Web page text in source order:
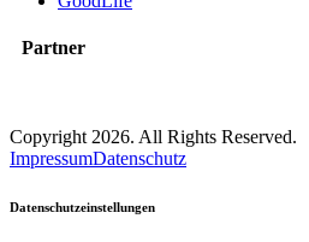
Partner
Copyright 2026. All Rights Reserved.
ImpressumDatenschutz
Datenschutzeinstellungen